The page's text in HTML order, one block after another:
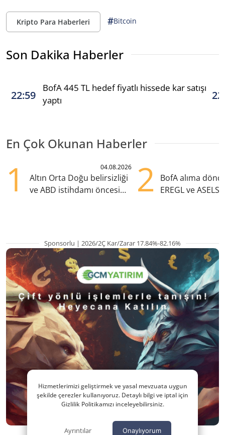
Kripto Para Haberleri #Bitcoin
Son Dakika Haberler
22:59
BofA 445 TL hedef fiyatlı hissede kar satışı
yaptı
En Çok Okunan Haberler
1 04.08.2026
Altın Orta Doğu belirsizliği
ve ABD istihdamı öncesi
2
BofA alıma
EREGL ve ASELS
Sponsorlu | 2026/2Ç Kar/Zarar 17.84%-82.16%
Hizmetlerimizi geliştirmek ve yasal mevzuata uygun
şekilde çerezler kullanıyoruz. Detaylı bilgi ve iptal için
Gizlilik Politikamızı inceleyebilirsiniz.
Ayrıntılar Onaylıyorum